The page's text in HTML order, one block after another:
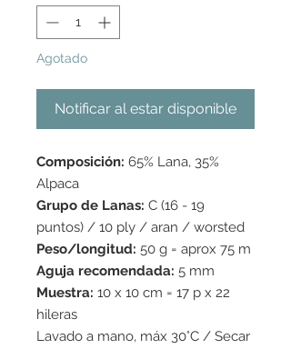
Agotado
Notificar al estar disponible
Composición: 65% Lana, 35%
Alpaca
Grupo de Lanas: C (16 - 19
puntos) / 10 ply / aran / worsted
Peso/longitud: 50 g = aprox 75 m
Aguja recomendada: 5 mm
Muestra: 10 x 10 cm = 17 p x 22
hileras
Lavado a mano, máx 30°C / Secar